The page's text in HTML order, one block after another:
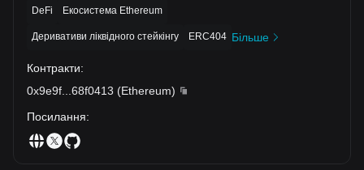
DeFi Екосистема Ethereum
Деривативи ліквідного стейкінгу ERC404 Більше
Контракти:
0x9e9f
68f0413 (Ethereum)
Посилання: